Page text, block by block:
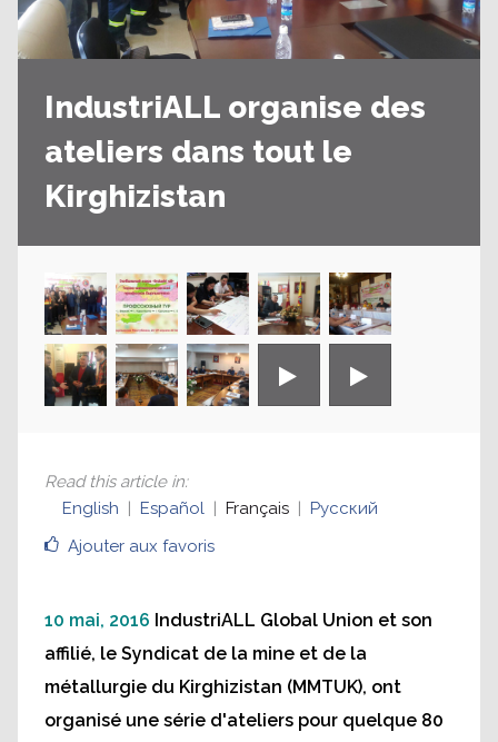
IndustriALL organise des
ateliers dans tout le
Kirghizistan
Ajouter aux favoris
Read this article in:
English
Español Français Русский
10 mai, 2016 IndustriALL Global Union et son
affilié, le Syndicat de la mine et de la
métallurgie du Kirghizistan (MMTUK), ont
organisé une série d'ateliers pour quelque 80